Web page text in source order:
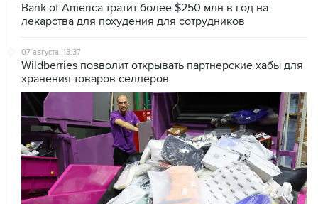
Bank of America тратит более $250 млн в год на
лекарства для похудения для сотрудников
07 августа, 13:37
Wildberries позволит открывать партнерские хабы для
хранения товаров селлеров